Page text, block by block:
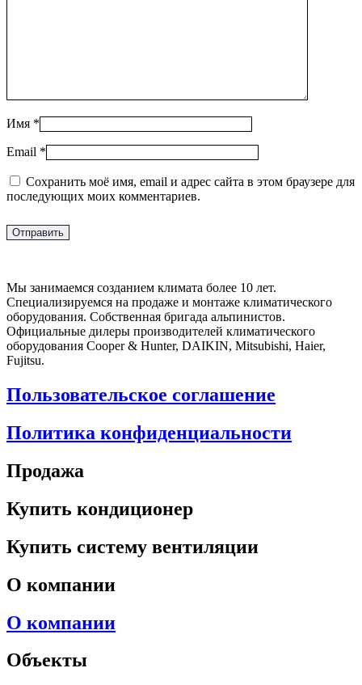
Имя *
Email *
Сохранить моё имя, email и адрес сайта в этом браузере для
последующих моих комментариев.
Мы занимаемся созданием климата более 10 лет.
Специализируемся на продаже и монтаже климатического
оборудования. Собственная бригада альпинистов.
Официальные дилеры производителей климатического
оборудования Cooper & Hunter, DAIKIN, Mitsubishi, Haier,
Fujitsu.
Пользовательское соглашение
Политика конфиденциальности
Продажа
Купить кондиционер
Купить систему вентиляции
О компании
О компании
Объекты